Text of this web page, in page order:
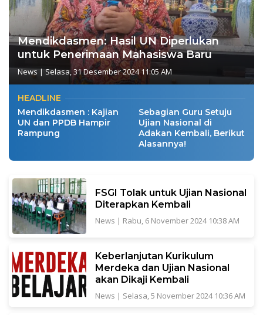
Mendikdasmen: Hasil UN Diperlukan
untuk Penerimaan Mahasiswa Baru
News|Selasa, 31 Desember 2024 11:05 AM
HEADLINE
Mendikdasmen : Kajian
UN dan PPDB Hampir
Rampung
Sebagian Guru Setuju
Ujian Nasional di
Adakan Kembali, Berikut
Alasannya!
FSGI Tolak untuk Ujian Nasional
Diterapkan Kembali
News | Rabu, 6 November 2024 10:38 AM
Keberlanjutan Kurikulum
Merdeka dan Ujian Nasional
akan Dikaji Kembali
News | Selasa, 5 November 2024 10:36 AM